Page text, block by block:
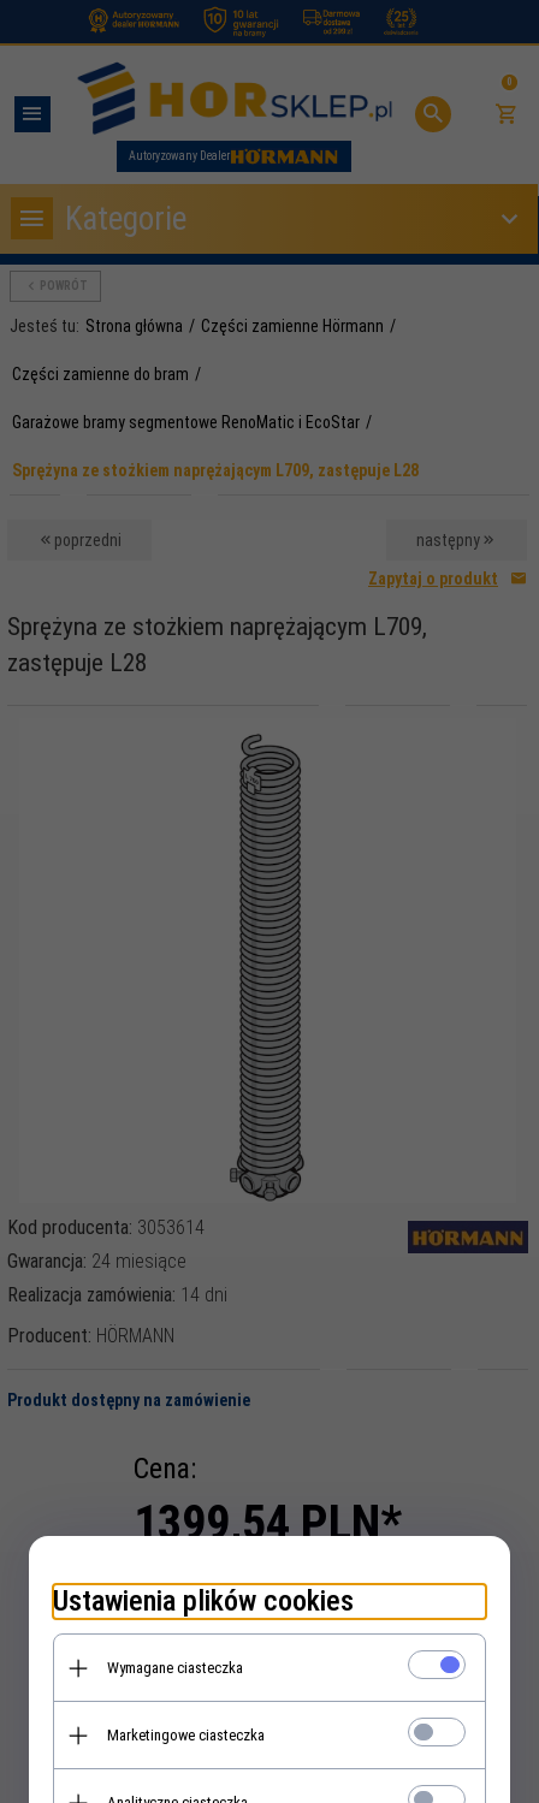
Autoryzowany Dealer
0
Kategorie
POWRÓT
Jesteś tu: Strona główna Części zamienne Hörmann
Części zamienne do bram
Garażowe bramy segmentowe RenoMatic i EcoStar
Sprężyna ze stożkiem naprężającym L709, zastępuje L28
poprzedni
następny
Zapytaj o produkt
Sprężyna ze stożkiem naprężającym L709,
zastępuje L28
Kod producenta: 3053614
Gwarancja: 24 miesiące
Realizacja zamówienia: 14 dni
Producent: HÖRMANN
Produkt dostępny na zamówienie
Cena:
1399,54PLN*
Ustawienia plików cookies
Wymagane ciasteczka
Marketingowe ciasteczka